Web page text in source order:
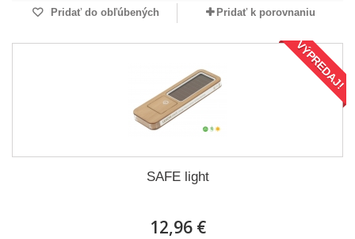
Pridať do obľúbených Pridať k porovnaniu
VÝPREDAJ!
SAFE light
12,96 €